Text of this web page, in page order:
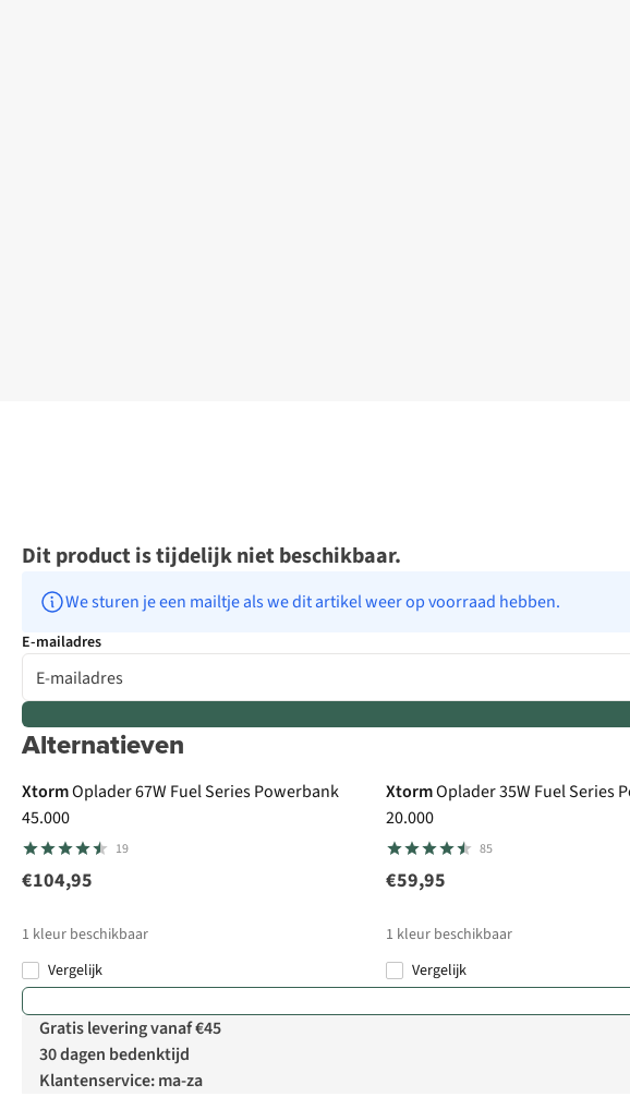
Dit product is tijdelijk niet beschikbaar.
We sturen je een mailtje als we dit artikel weer op voorraad hebben.
E-mailadres
Alternatieven
XtormOplader 67W Fuel Series Powerbank
45.000
19
€104,95
1 kleur beschikbaar
Vergelijk
XtormOplader 35W Fuel Series
20.000
85
€59,95
1 kleur beschikbaar
Vergelijk
Gratis levering vanaf €45
30 dagen bedenktijd
Klantenservice: ma-za